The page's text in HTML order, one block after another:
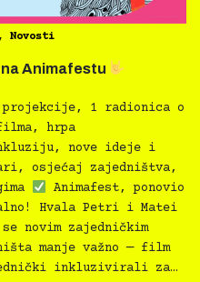
Novosti
Animafestu
projekcije, 1 radionica o
hrpa
nove ideje i
osjećaj zajedništva,
Animafest, ponovio
Hvala Petri i Matei
novim zajedničkim
manje važno — film
inkluzivirali za…